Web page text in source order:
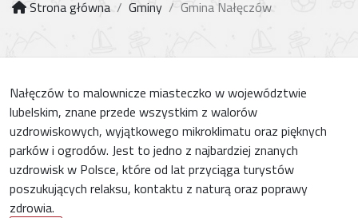
Strona główna Gminy Gmina Nałęczów
Nałęczów to malownicze miasteczko w województwie
lubelskim, znane przede wszystkim z walorów
uzdrowiskowych, wyjątkowego mikroklimatu oraz pięknych
parków i ogrodów. Jest to jedno z najbardziej znanych
uzdrowisk w Polsce, które od lat przyciąga turystów
poszukujących relaksu, kontaktu z naturą oraz poprawy
zdrowia.